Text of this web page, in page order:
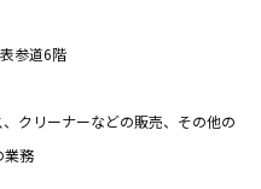
参道6階
クリーナーなどの販売、その他の
業務